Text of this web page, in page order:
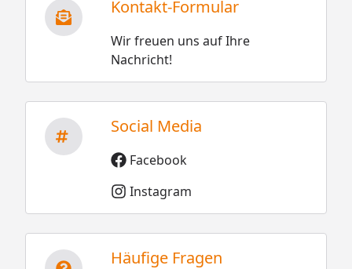
Kontakt-Formular
Wir freuen uns auf Ihre
Nachricht!
Social Media
Facebook
Instagram
Häufige Fragen